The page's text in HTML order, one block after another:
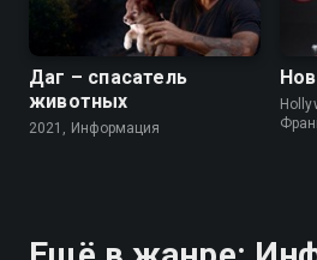
Даг – спасатель
животных
2021, Информация